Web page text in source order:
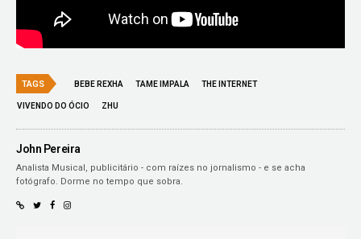
TAGS BEBE REXHA TAME IMPALA THE INTERNET
VIVENDO DO ÓCIO ZHU
John Pereira
Analista Musical, publicitário - com raízes no jornalismo - e se acha
fotógrafo. Dorme no tempo que sobra.